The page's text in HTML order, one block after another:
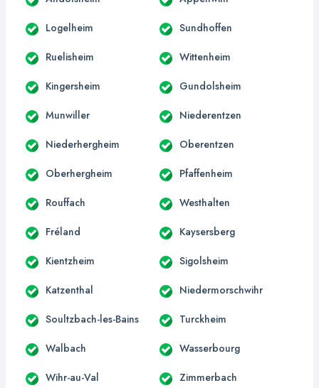
Logelheim Sundhoffen
Ruelisheim Wittenheim
Kingersheim Gundolsheim
Munwiller Niederentzen
Niederhergheim Oberentzen
Oberhergheim Pfaffenheim
Rouffach Westhalten
Fréland Kaysersberg
Kientzheim Sigolsheim
Katzenthal Niedermorschwihr
Soultzbach-les-Bains Turckheim
Walbach Wasserbourg
Wihr-au-Val Zimmerbach